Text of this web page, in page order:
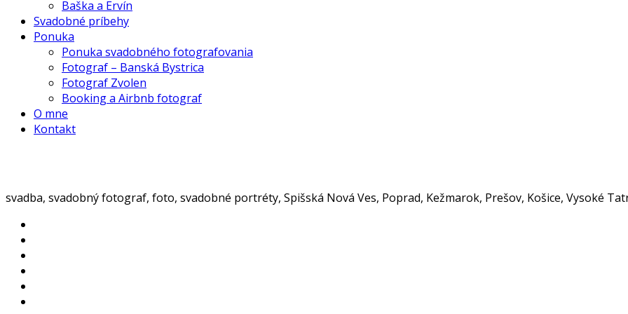
Baška a Ervín
Svadobné príbehy
Ponuka
Ponuka svadobného fotografovania
Fotograf – Banská Bystrica
Fotograf Zvolen
Booking a Airbnb fotograf
O mne
Kontakt
svadba, svadobný fotograf, foto, svadobné portréty, Spišská Nová Ves, Poprad, Kežmarok, Prešov, Košice, Vysoké